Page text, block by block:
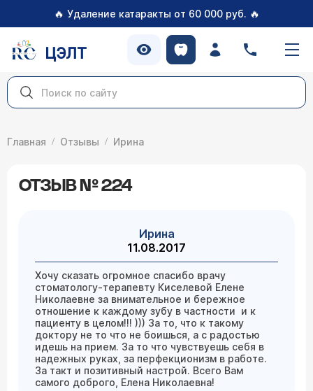
🔥 Удаление катаракты от 60 000 руб. 🔥
ЦЭЛТ
Главная Отзывы Ирина
ОТЗЫВ № 224
Ирина
11.08.2017
Хочу сказать огромное спасибо врачу
стоматологу-терапевту Киселевой Елене
Николаевне за внимательное и бережное
отношение к каждому зубу в частности и к
пациенту в целом!!! ))) За то, что к такому
доктору не то что не боишься, а с радостью
идешь на прием. За то что чувствуешь себя в
надежных руках, за перфекционизм в работе.
За такт и позитивный настрой. Всего Вам
самого доброго, Елена Николаевна!